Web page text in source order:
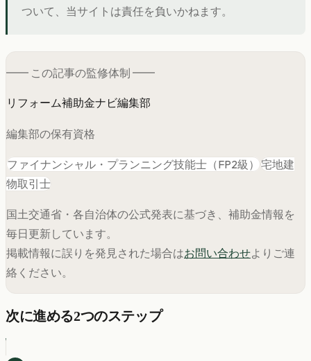
ついて、当サイトは責任を負いかねます。
━━ この記事の監修体制 ━━
リフォーム補助金ナビ編集部
編集部の保有資格
ファイナンシャル・プランニング技能士（FP2級）宅地建
物取引士
国土交通省・各自治体の公式発表に基づき、補助金情報を
毎日更新しています。
掲載情報に誤りを発見された場合はお問い合わせよりご連
絡ください。
次に進める2つのステップ